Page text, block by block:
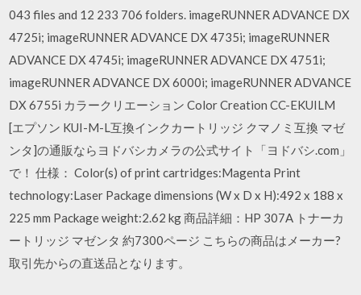
043 files and 12 233 706 folders. imageRUNNER ADVANCE DX
4725i; imageRUNNER ADVANCE DX 4735i; imageRUNNER
ADVANCE DX 4745i; imageRUNNER ADVANCE DX 4751i;
imageRUNNER ADVANCE DX 6000i; imageRUNNER ADVANCE
DX 6755i カラークリエーション Color Creation CC-EKUILM
[エプソン KUI-M-L互換インクカートリッジ クマノミ互換 マゼ
ンタ]の通販ならヨドバシカメラの公式サイト「ヨドバシ.com」
で！ 仕様： Color(s) of print cartridges:Magenta Print
technology:Laser Package dimensions (W x D x H):492 x 188 x
225 mm Package weight:2.62 kg 商品詳細：HP 307A トナーカ
ートリッジ マゼンタ 約7300ページ こちらの商品はメーカー?
取引先からの直送品となります。